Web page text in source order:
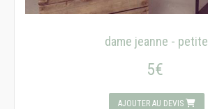
dame jeanne - petite
5€
AJOUTER AU DEVIS